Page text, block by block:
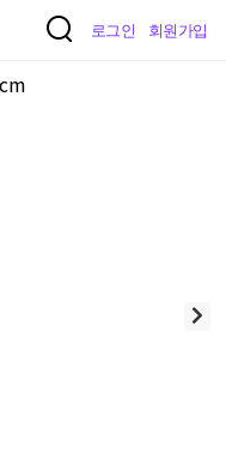
로그인 회원가입